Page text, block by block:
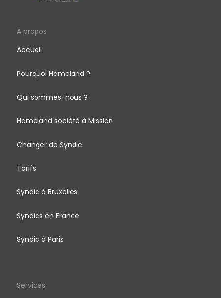
A propos
Accueil
Pourquoi Homeland ?
Qui sommes-nous ?
Homeland société à Mission
Changer de Syndic
Tarifs
Syndic à Bruxelles
Syndics en France
Syndic à Paris
Services